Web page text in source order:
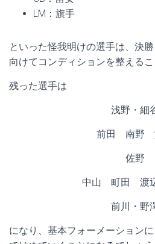
LM：旗手
といった怪我明けの選手は、決
向けてコンディションを整えるこ
残った選手は
浅野・細
前田 南野
佐野
中山 町田 渡
前川・野
になり、基本フォーメーション